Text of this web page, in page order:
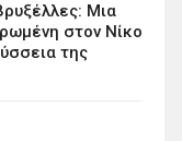
Μια
στον Νίκο
της